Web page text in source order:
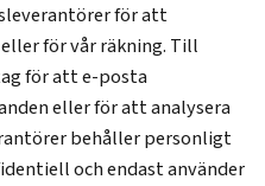
för att
för vår räkning. Till
för att e-posta
eller för att analysera
behåller personligt
och endast använder